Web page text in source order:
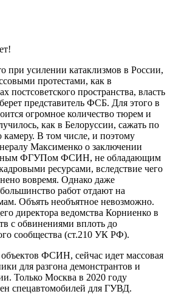
при усилении катаклизмов в России,
протестами, как в
постсоветского пространства, власть
представитель ФСБ. Для этого в
огромное количество тюрем и
как в Белоруссии, сажать по
камеру. В том числе, и поэтому
Максименко о заключении
ФГУПом ФСИН, не обладающим
ресурсами, вследствие чего
вовремя. Однако даже
работ отдают на
Объять необъятное невозможно.
директора ведомства Корниенко в
с обвинениями вплоть до
сообщества (ст.210 УК РФ).
ФСИН, сейчас идет массовая
для разгона демонстрантов и
Только Москва в 2020 году
спецавтомобилей для ГУВД.